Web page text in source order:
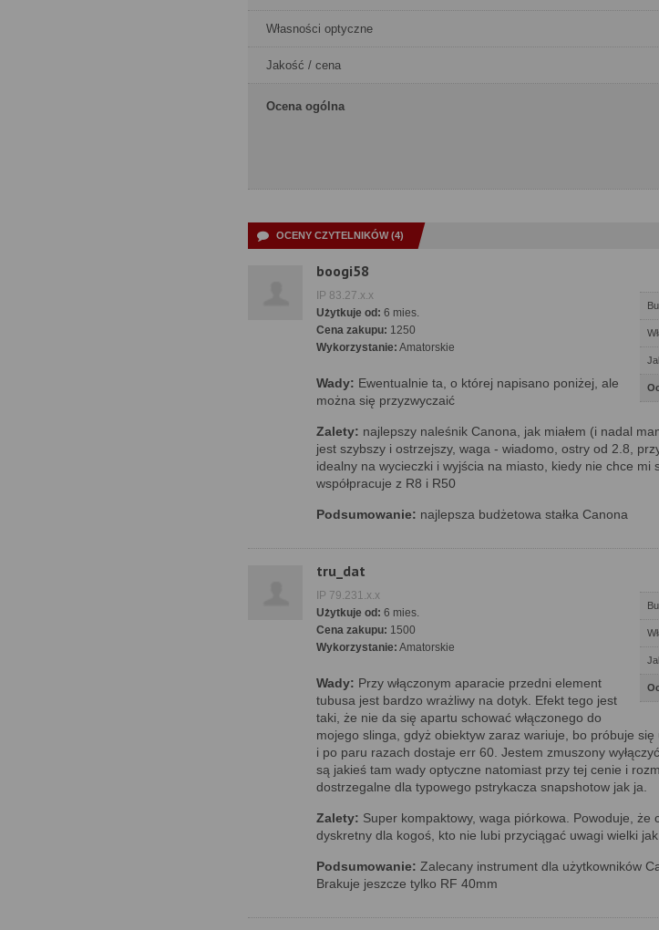
Własności optyczne
Jakość / cena
Ocena ogólna
OCENY CZYTELNIKÓW (4)
boogi58
IP 83.27.x.x
Użytkuje od: 6 mies.
Cena zakupu: 1250
Wykorzystanie: Amatorskie
Wady: Ewentualnie ta, o której napisano poniżej, ale
można się przyzwyczaić
Zalety: najlepszy naleśnik Canona, jak miałem (i nadal
jest szybszy i ostrzejszy, waga - wiadomo, ostry od 2.8,
idealny na wycieczki i wyjścia na miasto, kiedy nie chce mi
współpracuje z R8 i R50
Podsumowanie: najlepsza budżetowa stałka Canona
tru_dat
IP 79.231.x.x
Użytkuje od: 6 mies.
Cena zakupu: 1500
Wykorzystanie: Amatorskie
Wady: Przy włączonym aparacie przedni element
tubusa jest bardzo wrażliwy na dotyk. Efekt tego jest
taki, że nie da się apartu schować włączonego do
mojego slinga, gdyż obiektyw zaraz wariuje, bo próbuje
i po paru razach dostaje err 60. Jestem zmuszony
są jakieś tam wady optyczne natomiast przy tej cenie i
dostrzegalne dla typowego pstrykacza snapshotow jak ja.
Zalety: Super kompaktowy, waga piórkowa. Powoduje, że
dyskretny dla kogoś, kto nie lubi przyciągać uwagi wielki jak
Podsumowanie: Zalecany instrument dla użytkowników
Brakuje jeszcze tylko RF 40mm